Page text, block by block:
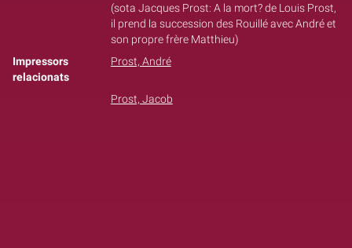
(sota Jacques Prost: A la mort? de Louis Prost,
il prend la succession des Rouillé avec André et
son propre frère Matthieu)
Impressors
relacionats
Prost, André
Prost, Jacob